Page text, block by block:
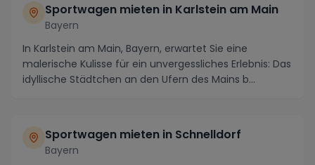
Sportwagen mieten in Karlstein am Main
Bayern
In Karlstein am Main, Bayern, erwartet Sie eine
malerische Kulisse für ein unvergessliches Erlebnis: Das
idyllische Städtchen an den Ufern des Mains b...
Sportwagen mieten in Schnelldorf
Bayern